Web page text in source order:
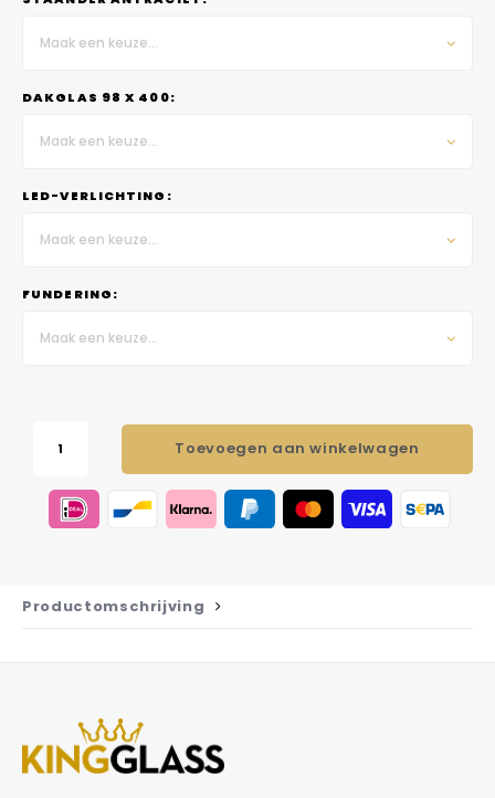
Maak een keuze...
DAKGLAS 98 X 400:
Maak een keuze...
LED-VERLICHTING:
Maak een keuze...
FUNDERING:
Maak een keuze...
Toevoegen aan winkelwagen
Productomschrijving